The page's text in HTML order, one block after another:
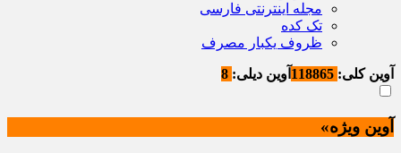
مجله اینترنتی فارسی
تک کده
ظروف یکبار مصرف
آوین کلی: آوین دیلی:
آوین ویژه»